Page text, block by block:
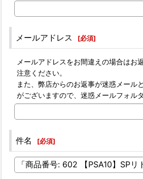
メールアドレス [必須]
メールアドレスをお間違えの場合はお
注意ください。
また、弊店からのお返事が迷惑メール
がございますので、迷惑メールフォル
件名 [必須]